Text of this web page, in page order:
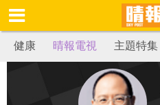
健康 晴報電視 主題特集